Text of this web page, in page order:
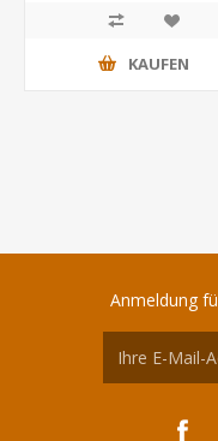
KAUFEN
Anmeldung